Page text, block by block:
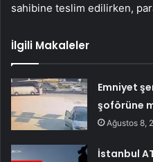
sahibine teslim edilirken,
İlgili Makaleler
Emniyet
şoförüne
Ağustos 8,
İstanbul